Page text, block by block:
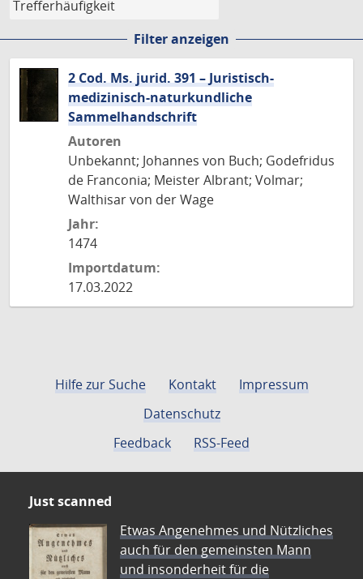
Filter anzeigen
2 Cod. Ms. jurid. 391 – Juristisch-
medizinisch-naturkundliche
Sammelhandschrift
Autoren
Unbekannt; Johannes von Buch; Godefridus
de Franconia; Meister Albrant; Volmar;
Walthisar von der Wage
Jahr:
1474
Importdatum:
17.03.2022
Hilfe zur Suche Kontakt
Impressum
Datenschutz
Feedback
RSS-Feed
Just scanned
Etwas Angenehmes und Nützliches
auch für den gemeinsten Mann
und insonderheit für die